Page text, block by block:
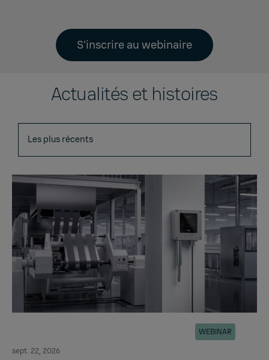
S’inscrire au webinaire
Actualités et histoires
sept. 22, 2026
WEBINAR